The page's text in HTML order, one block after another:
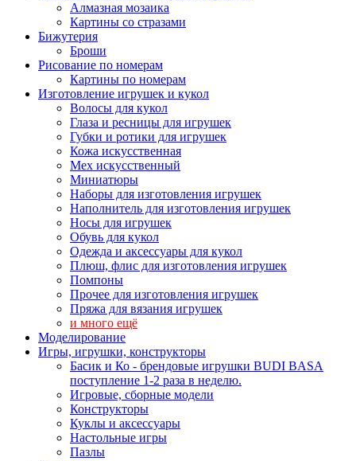
Алмазная мозаика
Картины co стразами
Бижутерия
Броши
Рисование по номерам
Картины по номерам
Изготовление игрушек и кукол
Волосы для кукол
Глаза и ресницы для игрушек
Губки и ротики для игрушек
Кожа искусственная
Мех искусственный
Миниатюры
Наборы для изготовления игрушек
Наполнитель для изготовления игрушек
Носы для игрушек
Обувь для кукол
Одежда и аксессуары для кукол
Плюш, флис для изготовления игрушек
Помпоны
Прочее для изготовления игрушек
Пряжа для вязания игрушек
и много ещё
Моделирование
Игры, игрушки, конструкторы
Басик и Ко - брендовые игрушки BUDI BASA
поступление 1-2 раза в неделю.
Игровые, сборные модели
Конструкторы
Куклы и аксессуары
Настольные игры
Пазлы